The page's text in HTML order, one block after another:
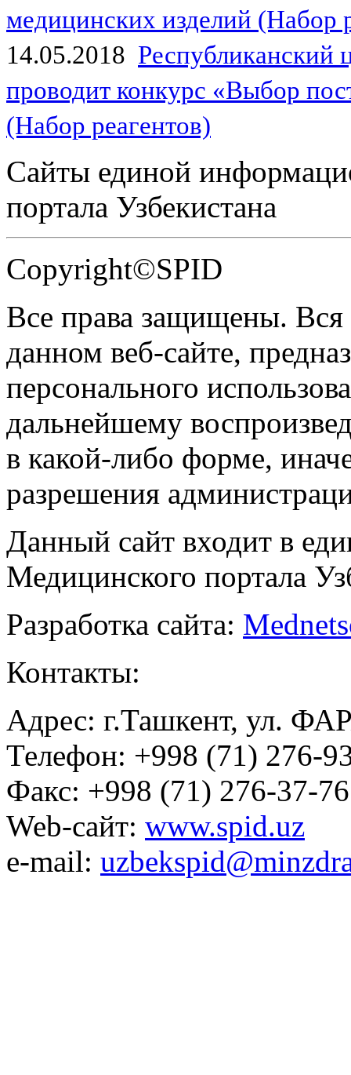
медицинских изделий (Набор
14.05.2018
проводит конкурс «Выбор
(Набор реагентов)
Сайты единой
портала Узбекистана
Copyright©SPID
Все права защищены.
данном веб-сайте,
персонального
дальнейшему
в какой-либо форме,
разрешения
Данный сайт входит в
Медицинского портала
Разработка сайта:
Контакты:
Адрес: г.Ташкент, ул.
Телефон: +998 (71) 276-
Факс: +998 (71) 276-37-76
Web-сайт: www.spid.uz
e-mail: